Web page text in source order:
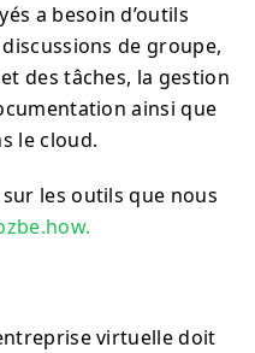
a besoin d’outils
de groupe,
des tâches, la gestion
ainsi que
le cloud.
les outils que nous
virtuelle doit